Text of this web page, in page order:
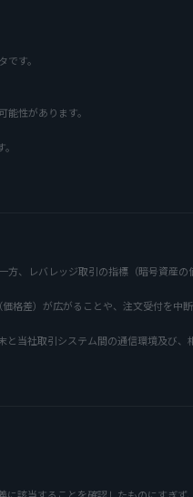
す。
性があります。
、レバレッジ取引の指標（暗号資産
格差）が広がることや、注文受付を中
当社取引システム間の通信環境及び